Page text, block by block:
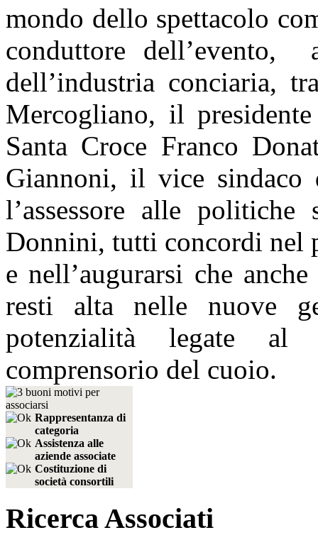
mondo dello spettacolo
conduttore dell’evento,
dell’industria conciaria,
Mercogliano, il
Santa Croce Franco
Giannoni, il vice sindaco
l’assessore alle
Donnini, tutti concordi nel
e nell’augurarsi che
resti alta nelle nuove
potenzialità legate al
comprensorio del cuoio.
Rappresentanza di
categoria
Assistenza alle
aziende associate
Costituzione di
società consortili
Ricerca Associati